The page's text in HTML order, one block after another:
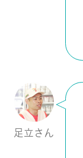
足立さん